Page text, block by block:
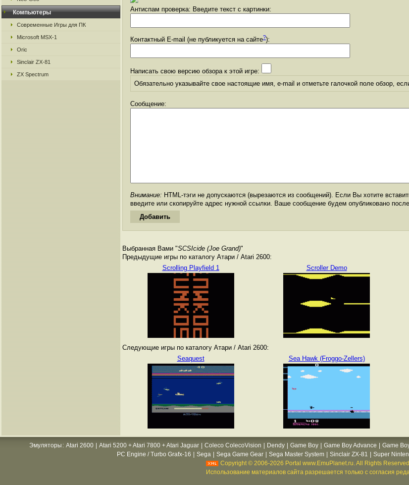
Компьютеры
Современные Игры для ПК
Microsoft MSX-1
Oric
Sinclair ZX-81
ZX Spectrum
Антиспам проверка: Введите текст с картинки:
Контактный E-mail (не публикуется на сайте?):
Написать свою версию обзора к этой игре:
Обязательно указывайте свое настоящие имя, e-mail и отметьте галочкой поле обзор,
Сообщение:
Внимание: HTML-тэги не допускаются (вырезаются из сообщений). Если Вы хотите
введите или скопируйте адрес нужной ссылки. Ваше сообщение будем опубликовано
Выбранная Вами "SCSIcide (Joe Grand)"
Предыдущие игры по каталогу Атари / Atari 2600:
Scrolling Playfield 1
Scroller Demo
Следующие игры по каталогу Атари / Atari 2600:
Seaquest
Sea Hawk (Froggo-Zellers)
Эмуляторы : Atari 2600 Atari 5200 + Atari 7800 + Atari Jaguar Coleco ColecoVision Dendy Game Boy Game Boy Advance Game
PC Engine / Turbo Grafx-16
Sega Sega Game Gear Sega Master System Sinclair ZX-81 Super
Copyright © 2006-2026 Portal www.EmuPlanet.ru. All Rights
Использование материалов сайта разрешается только с согласия